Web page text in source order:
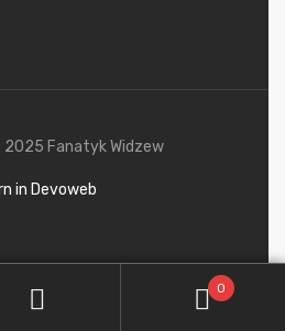
Fanatyk Widzew
in Devoweb
0